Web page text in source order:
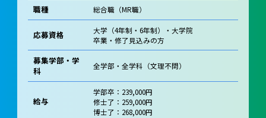
職種 総合職（MR職）
応募資格
大学（4年制・6年制）・大学院
卒業・修了見込みの方
募集学部・学
科
全学部・全学科（文理不問）
給与
学部卒：239,000円
修士了：259,000円
博士了：268,000円